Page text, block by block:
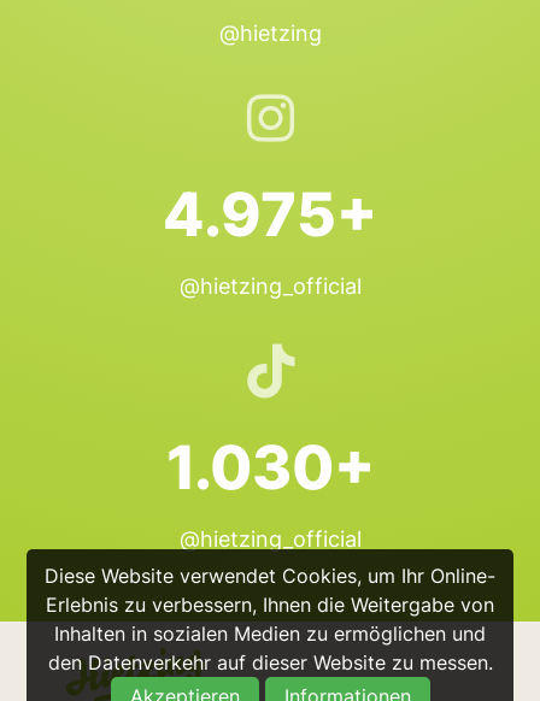
Diese Website verwendet Cookies, um Ihr Online-
Erlebnis zu verbessern, Ihnen die Weitergabe von
Inhalten in sozialen Medien zu ermöglichen und
den Datenverkehr auf dieser Website zu messen.
Akzeptieren
Informationen
@hietzing
4.975+
@hietzing_official
1.030+
@hietzing_official